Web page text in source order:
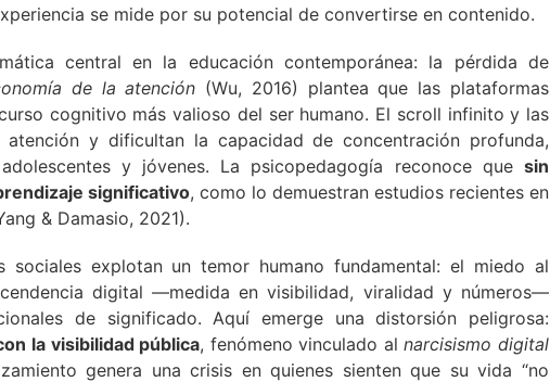
se mide por su potencial de convertirse en contenido.
central en la educación contemporánea: la pérdida de
de la atención (Wu, 2016) plantea que las plataformas
cognitivo más valioso del ser humano. El scroll infinito y las
atención y dificultan la capacidad de concentración profunda,
y jóvenes. La psicopedagogía reconoce que sin
significativo, como lo demuestran estudios recientes en
& Damasio, 2021).
sociales explotan un temor humano fundamental: el miedo al
digital —medida en visibilidad, viralidad y números—
de significado. Aquí emerge una distorsión peligrosa:
la visibilidad pública, fenómeno vinculado alnarcisismo digital
genera una crisis en quienes sienten que su vida “no